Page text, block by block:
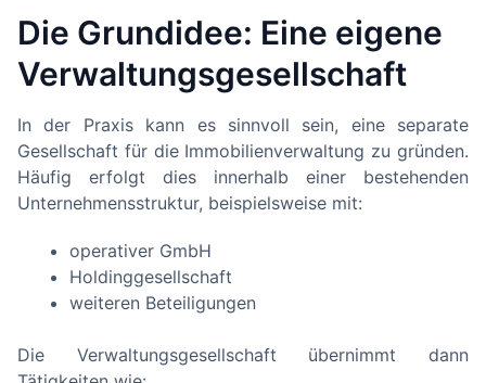
Die Grundidee: Eine eigene
Verwaltungsgesellschaft
In der Praxis kann es sinnvoll sein, eine separate
Gesellschaft für die Immobilienverwaltung zu gründen.
Häufig erfolgt dies innerhalb einer bestehenden
Unternehmensstruktur, beispielsweise mit:
operativer GmbH
Holdinggesellschaft
weiteren Beteiligungen
Die Verwaltungsgesellschaft übernimmt dann